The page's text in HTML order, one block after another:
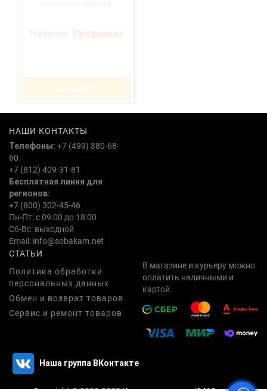
Предзаказ
НАШИ КОНТАКТЫ
Телефоны: +7 (499) 380-68-
60
+7 (812) 409-31-81
Бесплатная линия для
регионов:
+7 (800) 302-45-46
Пн-Пт: с 09:00 до 18:00
Сб-Вс: выходной
Email: info@sobakam.net
СТАТЬИ
Политика обработки
персональных данных
Обмен и возврат товаров
Сервис и ремонт товаров
В магазине и курьеру можно
оплатить наличными и
картой.
Наша группа ВКонтакте